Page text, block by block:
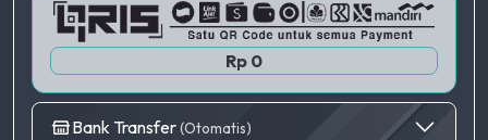
Rp 0
Bank Transfer(Otomatis)